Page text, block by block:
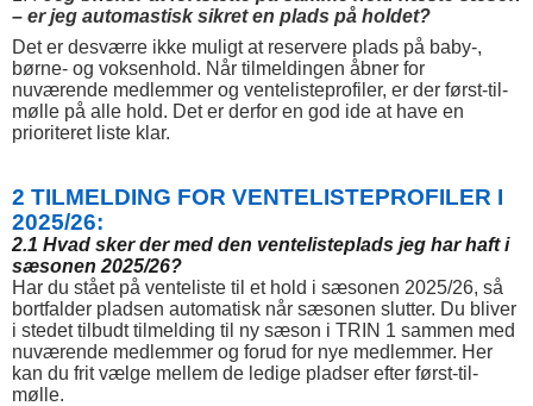
– er jeg automastisk sikret en plads på holdet?
Det er desværre ikke muligt at reservere plads på baby-,
børne- og voksenhold. Når tilmeldingen åbner for
nuværende medlemmer og ventelisteprofiler, er der først-til-
mølle på alle hold. Det er derfor en god ide at have en
prioriteret liste klar.
2 TILMELDING FOR VENTELISTEPROFILER I
2025/26:
2.1 Hvad sker der med den ventelisteplads jeg har haft i
sæsonen 2025/26?
Har du stået på venteliste til et hold i sæsonen 2025/26, så
bortfalder pladsen automatisk når sæsonen slutter. Du bliver
i stedet tilbudt tilmelding til ny sæson i TRIN 1 sammen med
nuværende medlemmer og forud for nye medlemmer. Her
kan du frit vælge mellem de ledige pladser efter først-til-
mølle.